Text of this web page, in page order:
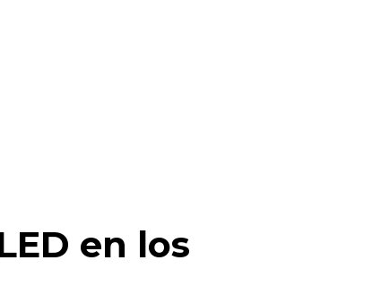
en los